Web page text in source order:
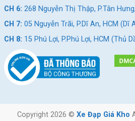
CH 6: 268 Nguyễn Thị Thập, P.Tân
CH 7: 05 Nguyễn Trãi, P.Dĩ An, HCM (Dĩ
CH 8: 15 Phú Lợi, P.Phú Lợi, HCM (Thủ
Copyright 2026 © Xe Đạp Giá Kho